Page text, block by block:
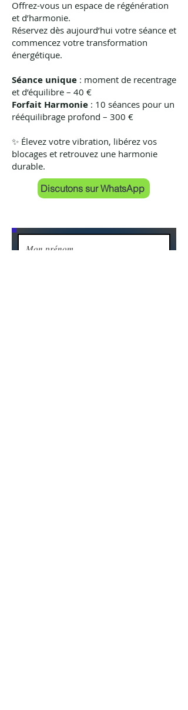
Offrez-vous un espace de régénération
et d’harmonie.
Réservez dès aujourd’hui votre séance et
commencez votre transformation
énergétique.
Séance unique : moment de recentrage
et d’équilibre – 40 €
Forfait Harmonie : 10 séances pour un
rééquilibrage profond – 300 €
✨ Élevez votre vibration, libérez vos
blocages et retrouvez une harmonie
durable.
Discutons sur WhatsApp